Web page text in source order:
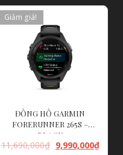
Giảm giá!
ĐỒNG HỒ GARMIN
FORERUNNER 265S –
BLACK
11,690,000₫ 9,990,000₫